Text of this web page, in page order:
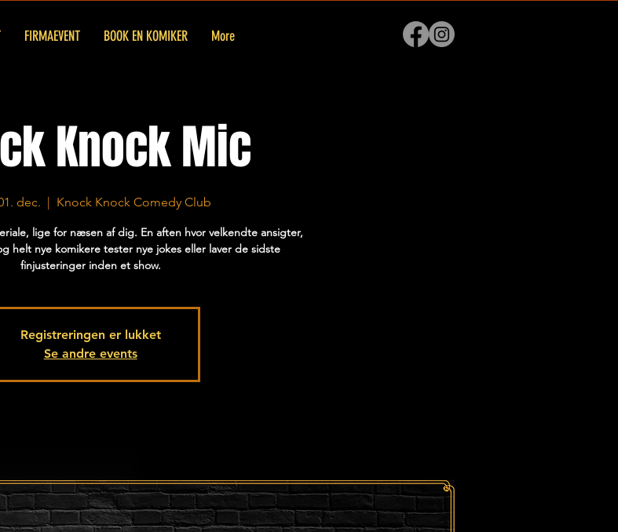
FIRMAEVENT BOOK EN KOMIKER More
Knock Mic
dec.
  |
Knock Knock Comedy Club
lige for næsen af dig. En aften hvor velkendte ansigter,
helt nye komikere tester nye jokes eller laver de sidste
finjusteringer inden et show.
Registreringen er lukket
Se andre events